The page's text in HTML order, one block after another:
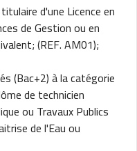
d'une Licence en
de Gestion ou en
(REF. AM01);
(Bac+2) à la catégorie
de technicien
ou Travaux Publics
de l'Eau ou